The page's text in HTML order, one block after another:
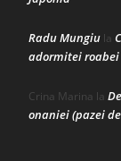
Radu Mungiu la
adormitei roabei
Crina Marina la
onaniei (pazei